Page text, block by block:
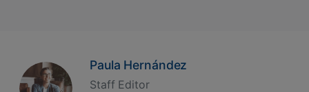
Paula Hernández
Staff Editor